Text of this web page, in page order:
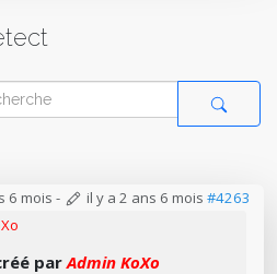
6 mois - il y a 2 ans 6 mois #4263
parAdmin KoXo